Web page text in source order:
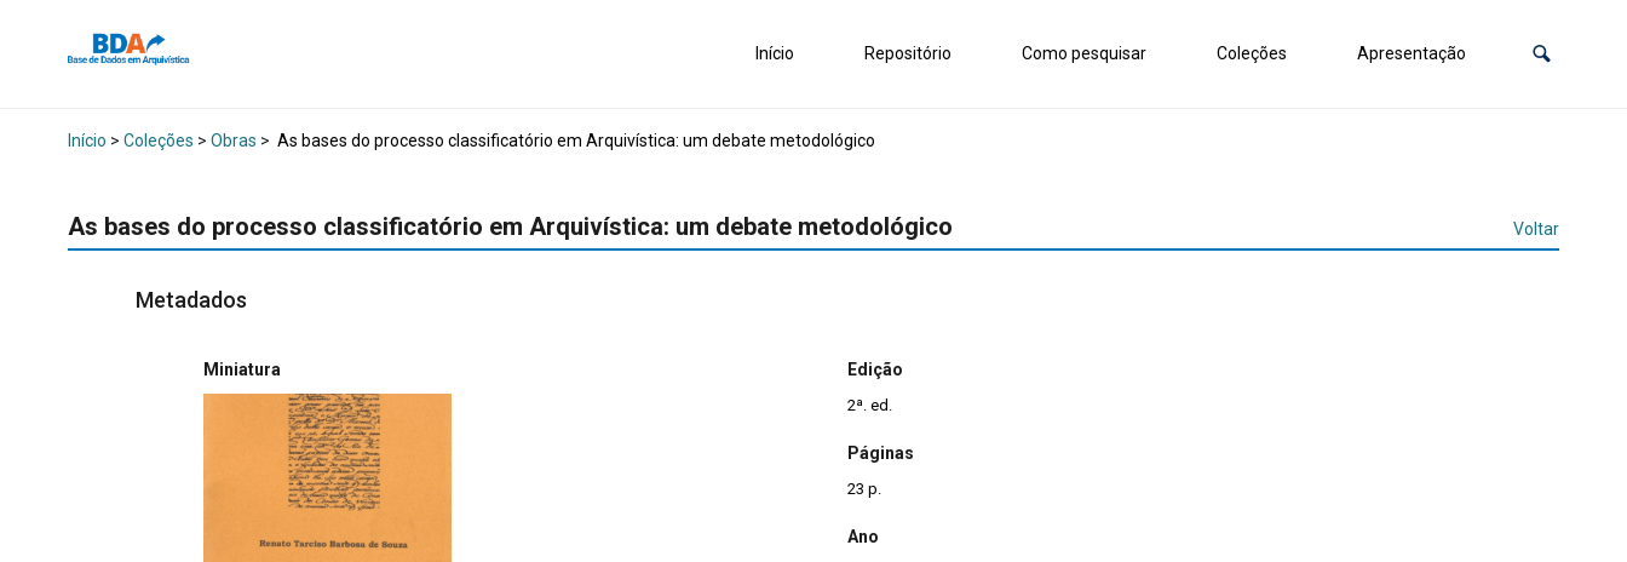
Início Repositório Como pesquisar Coleções Apresentação
Início > Coleções > Obras > As bases do processo classificatório em Arquivística: um debate metodológico
As bases do processo classificatório em Arquivística: um debate metodológico Voltar
Metadados
Miniatura Edição
2ª. ed.
Páginas
23 p.
Ano